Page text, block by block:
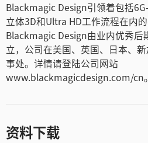
Blackmagic Design引领着包括
立体3D和Ultra HD工作流程在内的
Blackmagic Design由业内优秀后
立，公司在美国、英国、日本、
事处。详情请登陆公司网站
www.blackmagicdesign.com/cn。
资料下载